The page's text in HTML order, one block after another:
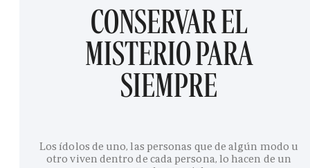
CONSERVAR EL
MISTERIO PARA
SIEMPRE
Los ídolos de uno, las personas que de algún modo u
otro viven dentro de cada persona, lo hacen de un